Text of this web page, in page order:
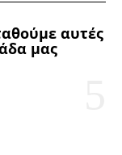
αυτές
μας